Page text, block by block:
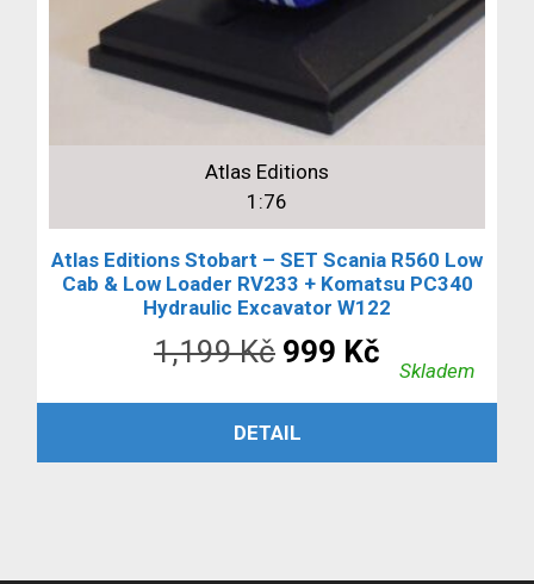
Atlas Editions
1:76
Atlas Editions Stobart – SET Scania R560 Low
Cab & Low Loader RV233 + Komatsu PC340
Hydraulic Excavator W122
1,199Kč Původní
cena
byla:
999 Kč
cena
Skladem
ČTĚTE VÍCE
DETAIL